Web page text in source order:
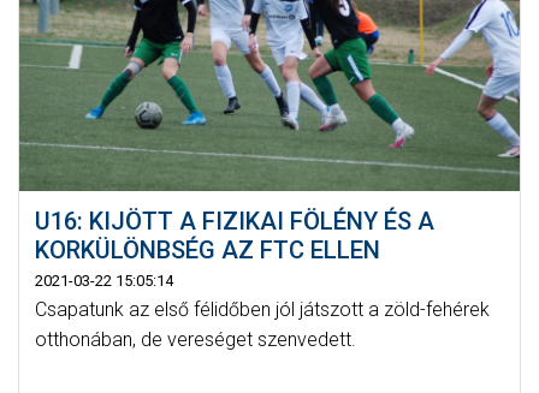
U16: KIJÖTT A FIZIKAI FÖLÉNY ÉS A
KORKÜLÖNBSÉG AZ FTC ELLEN
2021-03-22 15:05:14
Csapatunk az első félidőben jól játszott a zöld-fehérek
otthonában, de vereséget szenvedett.